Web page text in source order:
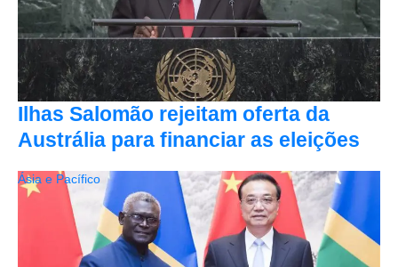
Ilhas Salomão rejeitam oferta da
Austrália para financiar as eleições
Ásia e Pacífico